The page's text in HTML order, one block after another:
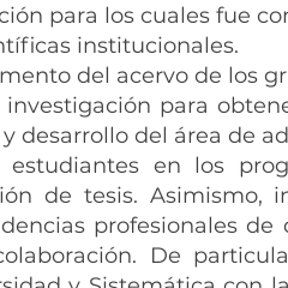
para los cuales fue
institucionales.
del acervo de los
para
desarrollo del área de
en los
de tesis. Asimismo,
profesionales
De